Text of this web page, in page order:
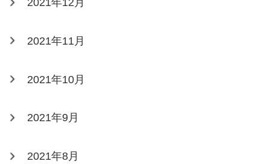
2021年12月
2021年11月
2021年10月
2021年9月
2021年8月